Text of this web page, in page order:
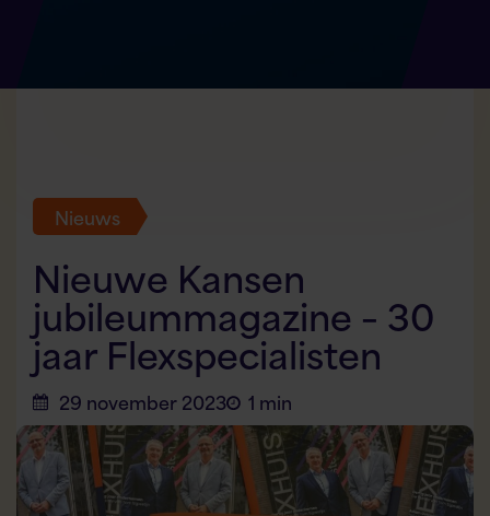
Nieuws
Nieuwe Kansen
jubileummagazine – 30
jaar Flexspecialisten
29 november 2023 1 min